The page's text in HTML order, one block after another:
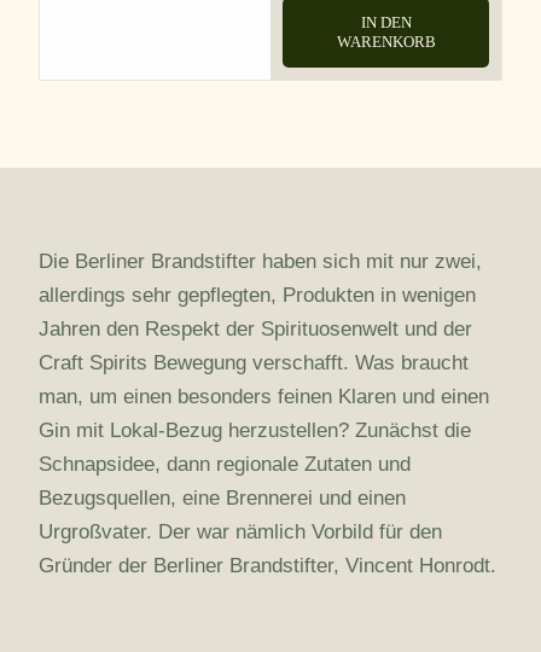
IN DEN
WARENKORB
Die Berliner Brandstifter haben sich mit nur zwei,
allerdings sehr gepflegten, Produkten in wenigen
Jahren den Respekt der Spirituosenwelt und der
Craft Spirits Bewegung verschafft. Was braucht
man, um einen besonders feinen Klaren und einen
Gin mit Lokal-Bezug herzustellen? Zunächst die
Schnapsidee, dann regionale Zutaten und
Bezugsquellen, eine Brennerei und einen
Urgroßvater. Der war nämlich Vorbild für den
Gründer der Berliner Brandstifter, Vincent Honrodt.